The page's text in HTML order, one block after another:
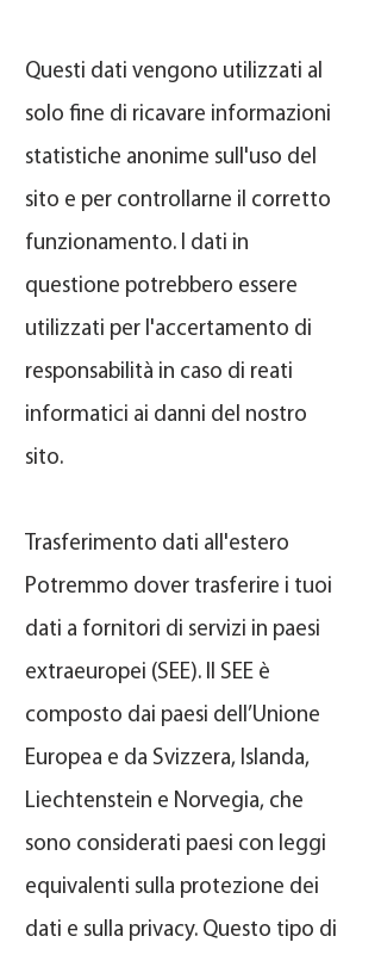
Questi dati vengono utilizzati al
solo fine di ricavare informazioni
statistiche anonime sull'uso del
sito e per controllarne il corretto
funzionamento. I dati in
questione potrebbero essere
utilizzati per l'accertamento di
responsabilità in caso di reati
informatici ai danni del nostro
sito.
Trasferimento dati all'estero
Potremmo dover trasferire i tuoi
dati a fornitori di servizi in paesi
extraeuropei (SEE). Il SEE è
composto dai paesi dell’Unione
Europea e da Svizzera, Islanda,
Liechtenstein e Norvegia, che
sono considerati paesi con leggi
equivalenti sulla protezione dei
dati e sulla privacy. Questo tipo di